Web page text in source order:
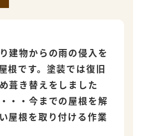
建物からの雨の侵入を
根です。塗装では復旧
葺き替えをしました
・・今までの屋根を解
屋根を取り付ける作業